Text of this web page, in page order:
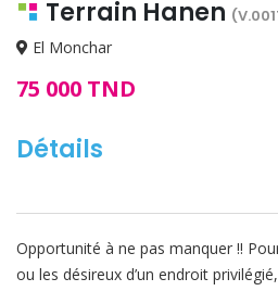
Terrain Hanen
El Monchar
75 000 TND
Détails
Opportunité à ne pas manquer !!
ou les désireux d’un endroit